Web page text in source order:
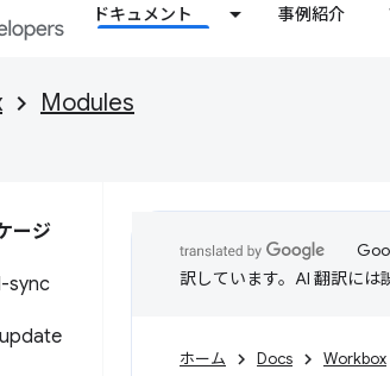
ドキュメント 事例紹介
Modules
ージ
sync
訳しています。AI 翻訳には
ホーム Docs Workbox